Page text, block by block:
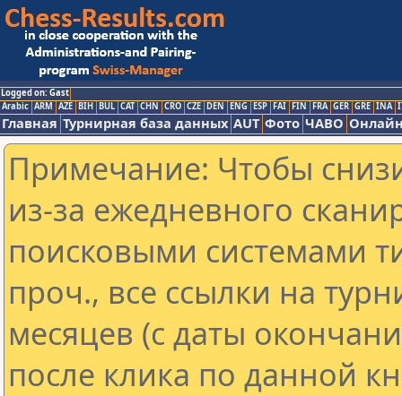
Logged on: Gast
Arabic ARM AZE BIH BUL CAT CHN CRO CZE DEN ENG ESP FAI FIN FRA GER GRE INA
Главная Турнирная база данных AUT Фото ЧАВО
Примечание: Чтобы
из-за ежедневного
поисковыми системами
проч., все ссылки на
месяцев (с даты
после клика по данной